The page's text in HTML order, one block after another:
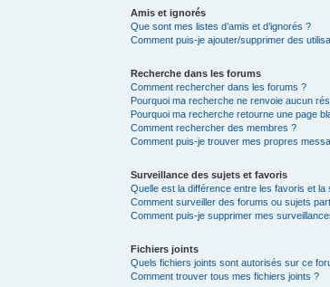
Amis et ignorés
Que sont mes listes d’amis et d’ignorés ?
Comment puis-je ajouter/supprimer des
Recherche dans les forums
Comment rechercher dans les forums ?
Pourquoi ma recherche ne renvoie aucun
Pourquoi ma recherche retourne une page
Comment rechercher des membres ?
Comment puis-je trouver mes propres
Surveillance des sujets et favoris
Quelle est la différence entre les favoris et la
Comment surveiller des forums ou sujets
Comment puis-je supprimer mes
Fichiers joints
Quels fichiers joints sont autorisés sur ce
Comment trouver tous mes fichiers joints ?